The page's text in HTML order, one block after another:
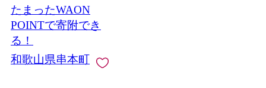
たまったWAON
POINTで寄附でき
る！
和歌山県串本町